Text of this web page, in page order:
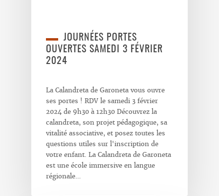
JOURNÉES PORTES
OUVERTES SAMEDI 3 FÉVRIER
2024
La Calandreta de Garoneta vous ouvre
ses portes ! RDV le samedi 3 février
2024 de 9h30 à 12h30 Découvrez la
calandreta, son projet pédagogique, sa
vitalité associative, et posez toutes les
questions utiles sur l'inscription de
votre enfant. La Calandreta de Garoneta
est une école immersive en langue
régionale…